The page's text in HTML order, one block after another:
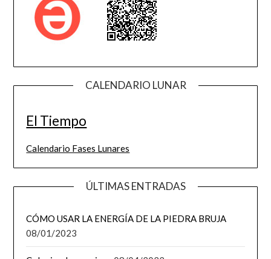
CALENDARIO LUNAR
El Tiempo
Calendario Fases Lunares
ÚLTIMAS ENTRADAS
CÓMO USAR LA ENERGÍA DE LA PIEDRA BRUJA
08/01/2023